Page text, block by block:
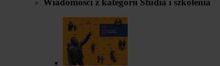
Wiadomości z kategorii Studia i szkolenia